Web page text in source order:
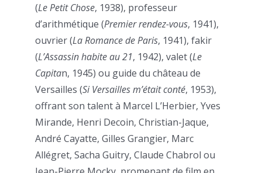
(Le Petit Chose, 1938), professeur
d’arithmétique (Premier rendez-vous, 1941),
ouvrier (La Romance de Paris, 1941), fakir
(L’Assassin habite au 21, 1942), valet (Le
Capitan, 1945) ou guide du château de
Versailles (Si Versailles m’était conté, 1953),
offrant son talent à Marcel L’Herbier, Yves
Mirande, Henri Decoin, Christian-Jaque,
André Cayatte, Gilles Grangier, Marc
Allégret, Sacha Guitry, Claude Chabrol ou